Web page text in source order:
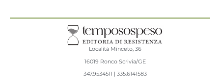
Località Minceto, 36
16019 Ronco Scrivia/GE
347.9534511 | 335.6141583